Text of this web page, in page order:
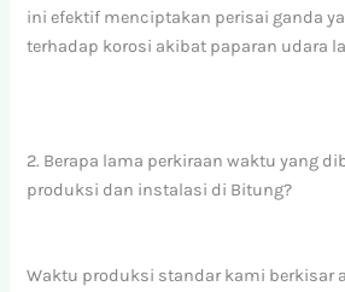
ini efektif menciptakan perisai ganda
terhadap korosi akibat paparan udara
2. Berapa lama perkiraan waktu yang
produksi dan instalasi di Bitung?
Waktu produksi standar kami berkisar